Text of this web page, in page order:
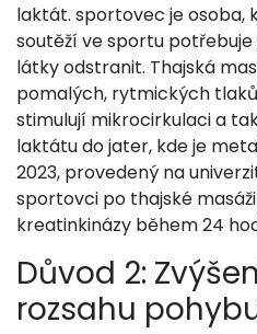
laktát. sportovec je osoba,
soutěží ve sportu
látky odstranit. Thajská
pomalých, rytmických
stimulují mikrocirkulaci a
laktátu do jater, kde je
2023, provedený na
sportovci po thajské
kreatinkinázy během 24
Důvod 2:
rozsahu